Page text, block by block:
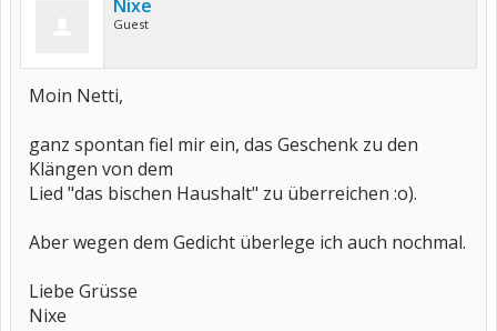
Nixe
Guest
Moin Netti,
ganz spontan fiel mir ein, das Geschenk zu den
Klängen von dem
Lied "das bischen Haushalt" zu überreichen :o).
Aber wegen dem Gedicht überlege ich auch nochmal.
Liebe Grüsse
Nixe